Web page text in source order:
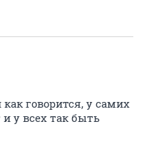
говорится, у самих
у всех так быть